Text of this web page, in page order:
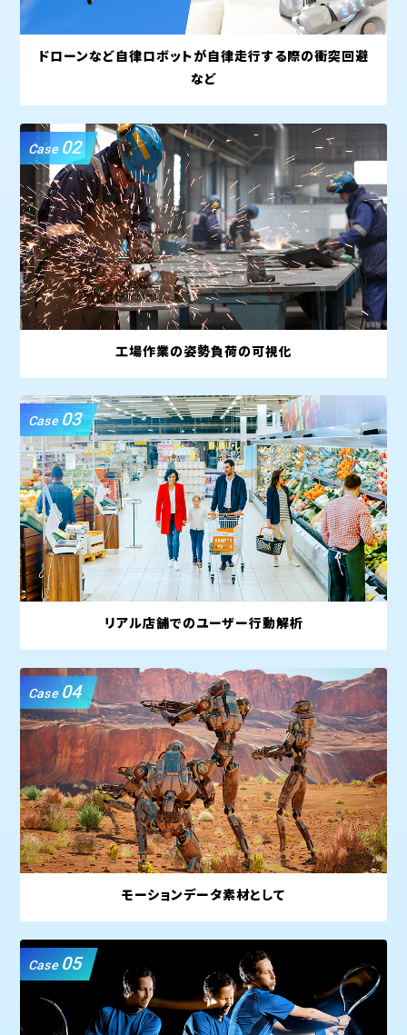
ドローンなど自律ロボットが自律走行する際の衝突回避
など
Case02
工場作業の姿勢負荷の可視化
Case03
リアル店舗でのユーザー行動解析
Case04
モーションデータ素材として
Case05